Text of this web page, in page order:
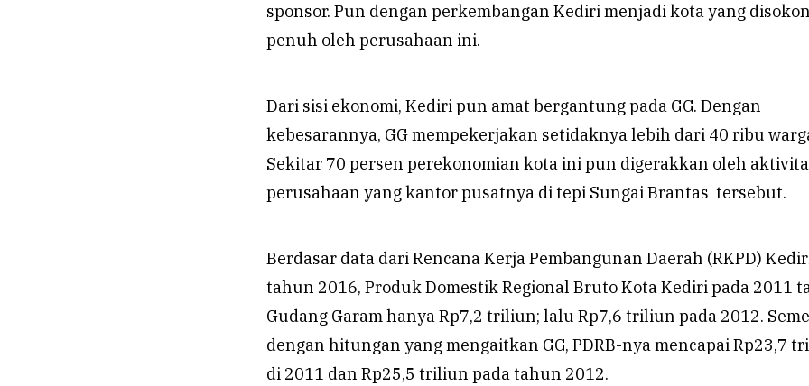
sponsor. Pun dengan perkembangan Kediri menjadi kota yang
penuh oleh perusahaan ini.
Dari sisi ekonomi, Kediri pun amat bergantung pada GG. Dengan
kebesarannya, GG mempekerjakan setidaknya lebih dari 40 ribu
Sekitar 70 persen perekonomian kota ini pun digerakkan oleh
perusahaan yang kantor pusatnya di tepi Sungai Brantas tersebut.
Berdasar data dari Rencana Kerja Pembangunan Daerah (RKPD)
tahun 2016, Produk Domestik Regional Bruto Kota Kediri pada 2011
Gudang Garam hanya Rp7,2 triliun; lalu Rp7,6 triliun pada 2012.
dengan hitungan yang mengaitkan GG, PDRB-nya mencapai Rp23,7
di 2011 dan Rp25,5 triliun pada tahun 2012.